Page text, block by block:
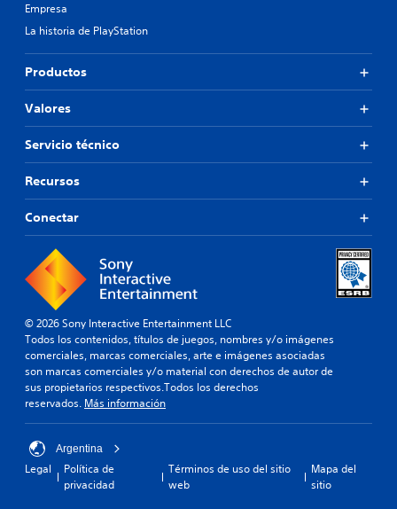
Empresa
La historia de PlayStation
Productos
Valores
Servicio técnico
Recursos
Conectar
© 2026 Sony Interactive Entertainment LLC
Todos los contenidos, títulos de juegos, nombres y/o imágenes
comerciales, marcas comerciales, arte e imágenes asociadas
son marcas comerciales y/o material con derechos de autor de
sus propietarios respectivos.Todos los derechos
reservados. Más información
Argentina
Legal
Política de
privacidad
Términos de uso del sitio
web
Mapa del
sitio